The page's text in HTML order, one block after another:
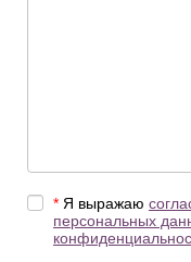
* Я выражаю
персональных